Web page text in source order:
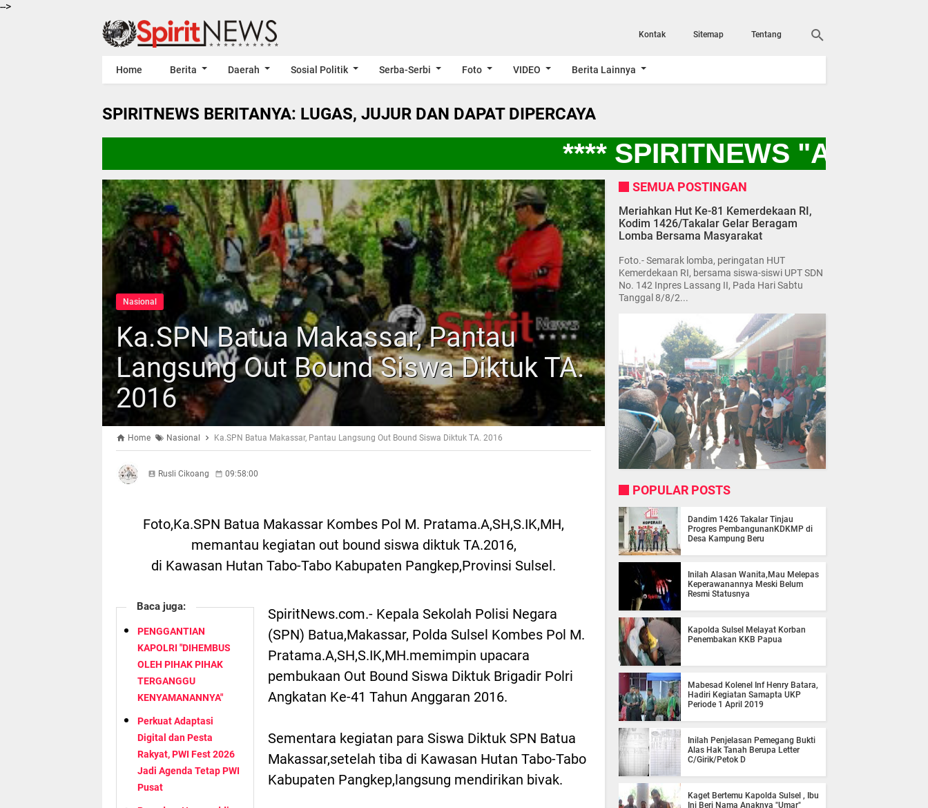
-->
Kontak Sitemap Tentang
Home Berita Daerah Sosial Politik Serba-Serbi Foto VIDEO Berita Lainnya
SPIRITNEWS BERITANYA: LUGAS, JUJUR DAN DAPAT DIPERCAYA
**** SPIRITNEWS "AYO
Nasional
Ka.SPN Batua Makassar, Pantau
Langsung Out Bound Siswa Diktuk TA.
2016
Home Nasional Ka.SPN Batua Makassar, Pantau Langsung Out Bound Siswa Diktuk TA. 2016
Rusli Cikoang 09:58:00
Foto,Ka.SPN Batua Makassar Kombes Pol M. Pratama.A,SH,S.IK,MH,
memantau kegiatan out bound siswa diktuk TA.2016,
di Kawasan Hutan Tabo-Tabo Kabupaten Pangkep,Provinsi Sulsel.
Baca juga:
PENGGANTIAN
KAPOLRI "DIHEMBUS
OLEH PIHAK PIHAK
TERGANGGU
KENYAMANANNYA"
Perkuat Adaptasi
Digital dan Pesta
Rakyat, PWI Fest 2026
Jadi Agenda Tetap PWI
Pusat
SpiritNews.com.- Kepala Sekolah Polisi Negara
(SPN) Batua,Makassar, Polda Sulsel Kombes Pol M.
Pratama.A,SH,S.IK,MH.memimpin upacara
pembukaan Out Bound Siswa Diktuk Brigadir Polri
Angkatan Ke-41 Tahun Anggaran 2016.
Sementara kegiatan para Siswa Diktuk SPN Batua
Makassar,setelah tiba di Kawasan Hutan Tabo-Tabo
Kabupaten Pangkep,langsung mendirikan bivak.
SEMUA POSTINGAN
Meriahkan Hut Ke-81 Kemerdekaan RI,
Kodim 1426/Takalar Gelar Beragam
Lomba Bersama Masyarakat
Foto.- Semarak lomba, peringatan HUT
Kemerdekaan RI, bersama siswa-siswi UPT SDN
No. 142 Inpres Lassang II, Pada Hari Sabtu
Tanggal 8/8/2...
POPULAR POSTS
Dandim 1426 Takalar Tinjau
Progres PembangunanKDKMP di
Desa Kampung Beru
Inilah Alasan Wanita,Mau Melepas
Keperawanannya Meski Belum
Resmi Statusnya
Kapolda Sulsel Melayat Korban
Penembakan KKB Papua
Mabesad Kolenel Inf Henry Batara,
Hadiri Kegiatan Samapta UKP
Periode 1 April 2019
Inilah Penjelasan Pemegang Bukti
Alas Hak Tanah Berupa Letter
C/Girik/Petok D
Kaget Bertemu Kapolda Sulsel , Ibu
Ini Beri Nama Anaknya "Umar"